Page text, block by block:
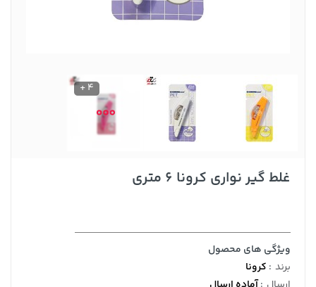
4 +
غلط گیر نواری کرونا 6 متری
ویژگی های محصول
برند : کرونا